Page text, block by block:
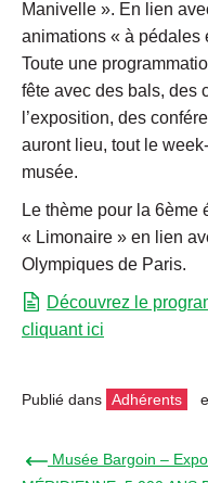
Manivelle ». En lien
animations « à pédales
Toute une
fête avec des bals, des
l’exposition, des
auront lieu, tout le
musée.
Le thème pour la 6ème
« Limonaire » en lien
Olympiques de Paris.
Découvrez le
cliquant ici
Publié dans Adhérents
← Musée Bargoin –